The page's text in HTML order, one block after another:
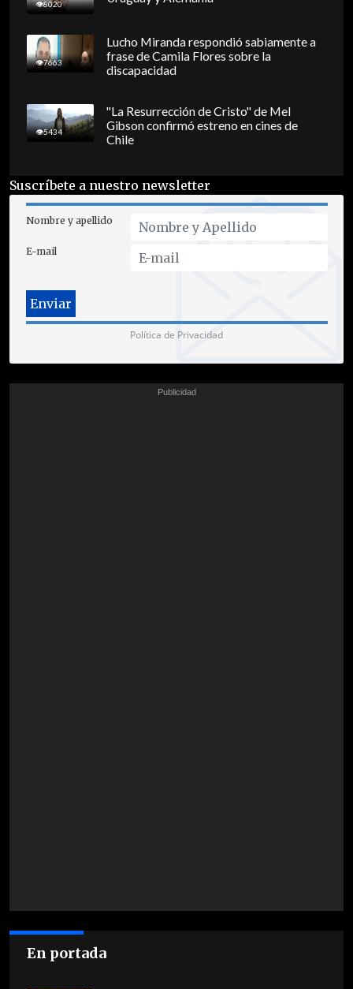
8020
7663
Lucho Miranda respondió sabiamente a
frase de Camila Flores sobre la
discapacidad
5434
"La Resurrección de Cristo" de Mel
Gibson confirmó estreno en cines de
Chile
Suscríbete a nuestro newsletter
Nombre y apellido
E-mail
Política de Privacidad
En portada